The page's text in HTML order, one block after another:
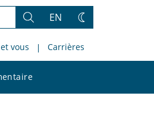
Rechercher
EN
Changez
thème
vous Carrières
le